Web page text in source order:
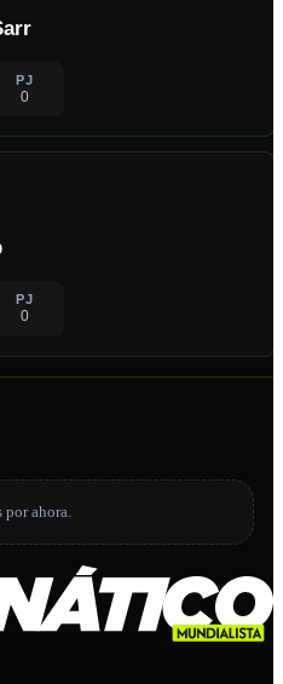
PJ
0
PJ
0
por ahora.